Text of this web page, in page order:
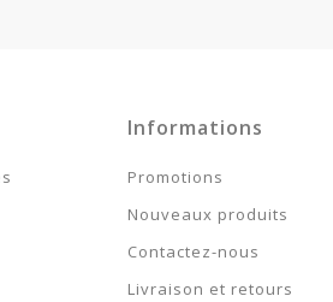
Informations
Promotions
Nouveaux produits
Contactez-nous
Livraison et retours